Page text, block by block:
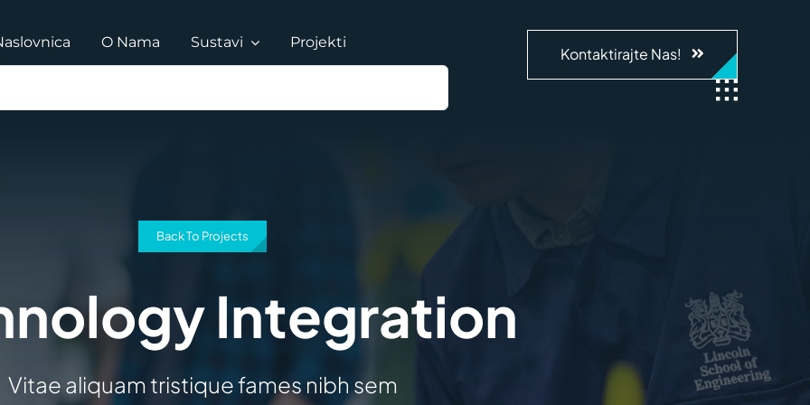
O Nama Sustavi Projekti
Kontaktirajte Nas!
Back To Projects
Integration
Vitae aliquam tristique fames nibh sem